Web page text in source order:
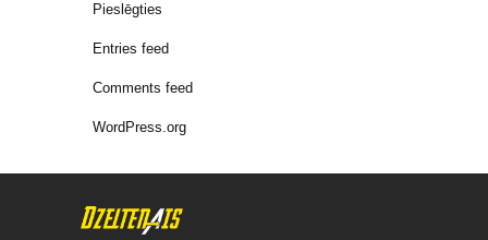
Pieslēgties
Entries feed
Comments feed
WordPress.org